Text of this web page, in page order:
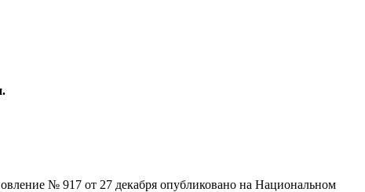
№ 917 от 27 декабря опубликовано на Национальном